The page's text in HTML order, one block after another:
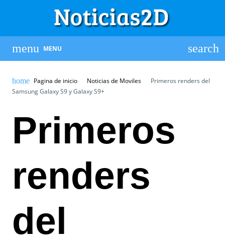
MENU
Pagina de inicio Noticias de Moviles
Primeros renders del
Samsung Galaxy S9 y Galaxy S9+
Primeros
renders
del